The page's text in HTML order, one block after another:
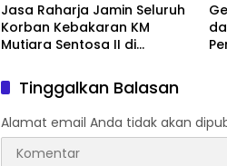
Jasa Raharja Jamin Seluruh
Korban Kebakaran KM
Mutiara Sentosa II di
Tinggalkan Balasan
Alamat email Anda tidak akan